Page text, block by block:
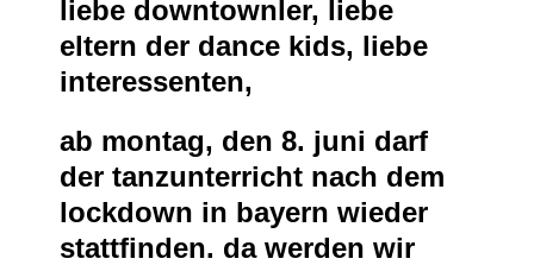
liebe downtownler, liebe
eltern der dance kids, liebe
interessenten,
ab montag, den 8. juni darf
der tanzunterricht nach dem
lockdown in bayern wieder
stattfinden. da werden wir